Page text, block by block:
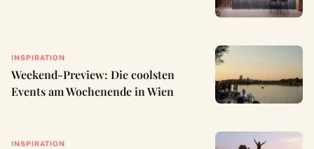
INSPIRATION
Weekend-Preview: Die coolsten
Events am Wochenende in Wien
INSPIRATION